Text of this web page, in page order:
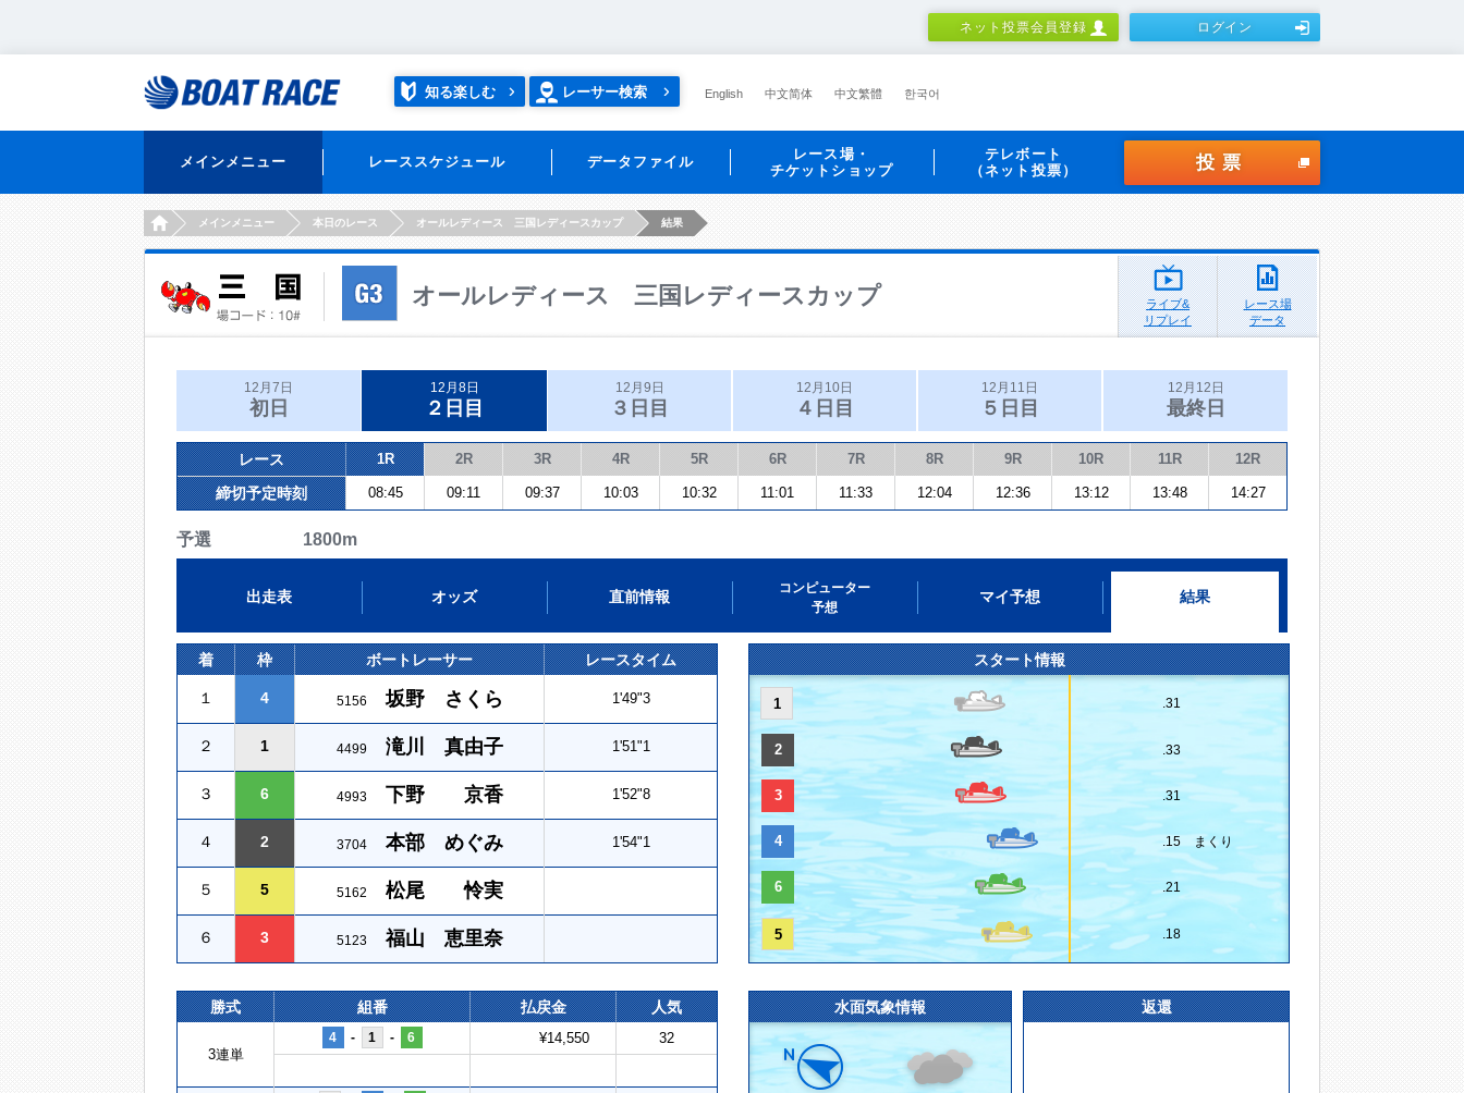
ネット投票会員登録 ログイン
知る楽しむ レーサー検索 English 中文简体 中文繁體 한국어
メインメニュー レーススケジュール データファイル
レース場・
チケットショップ
テレボート
（ネット投票）
投票
HOMEメインメニュー 本日のレース オールレディース 三国レディースカップ 結果
オールレディース 三国レディースカップ
ライブ&
リプレイ
レース場
データ
12月7日
初日
12月8日
２日目
12月9日
３日目
12月10日
４日目
12月11日
５日目
12月12日
最終日
レース 1R 2R 3R 4R 5R 6R 7R 8R 9R 10R 11R 12R
締切予定時刻 08:45 09:11 09:37 10:03 10:32 11:01 11:33 12:04 12:36 13:12 13:48 14:27
予選 1800m
出走表 オッズ 直前情報
コンピューター
予想
マイ予想 結果
着 枠 ボートレーサー レースタイム
１ 4 5156 坂野 さくら 1'49"3
２ 1 4499 滝川 真由子 1'51"1
３ 6 4993 下野 京香 1'52"8
４ 2 3704 本部 めぐみ 1'54"1
５ 5 5162 松尾 怜実
６ 3 5123 福山 恵里奈
スタート情報
1 .31
2 .33
3 .31
4 .15 まくり
6 .21
5 .18
勝式 組番 払戻金 人気
3連単
4 - 1 - 6 ¥14,550 32
水面気象情報 返還